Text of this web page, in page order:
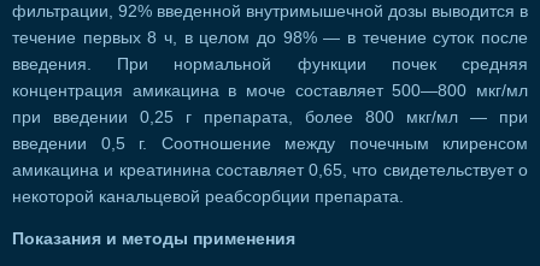
фильтрации, 92% введенной внутримышечной дозы выводится в
течение первых 8 ч, в целом до 98% — в течение суток после
введения. При нормальной функции почек средняя
концентрация амикацина в моче составляет 500—800 мкг/мл
при введении 0,25 г препарата, более 800 мкг/мл — при
введении 0,5 г. Соотношение между почечным клиренсом
амикацина и креатинина составляет 0,65, что свидетельствует о
некоторой канальцевой реабсорбции препарата.
Показания и методы применения